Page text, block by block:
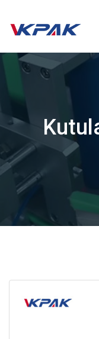
Məzmuna